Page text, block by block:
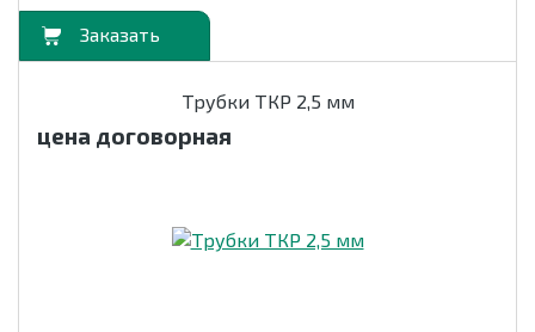
Трубки ТКР 2,5 мм
цена договорная